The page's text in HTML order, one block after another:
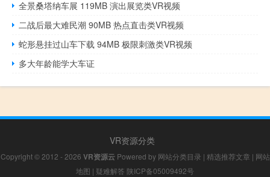
全景桑塔纳车展 119MB 演出展览类VR视频
二战后最大难民潮 90MB 热点直击类VR视频
蛇形悬挂过山车下载 94MB 极限刺激类VR视频
多大年龄能学大车证
VR资源分类
Copyright © 2012 - 2026 VR资源云Powered by 网站分类目录 | 精选推荐文章 | 网站
地图 | 疑难解答 陕ICP备05009492号